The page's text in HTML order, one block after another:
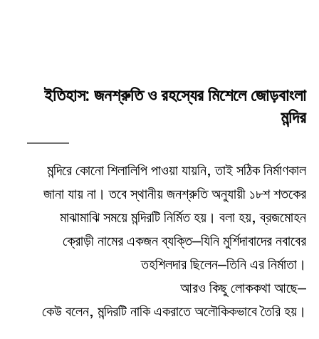
ইতিহাস: জনশ্রুতি ও রহস্যের মিশেলে জোড়বাংলা
মন্দির
মন্দিরে কোনো শিলালিপি পাওয়া যায়নি, তাই সঠিক নির্মাণকাল
জানা যায় না। তবে স্থানীয় জনশ্রুতি অনুযায়ী ১৮শ শতকের
মাঝামাঝি সময়ে মন্দিরটি নির্মিত হয়। বলা হয়, ব্রজমোহন
ক্রোড়ী নামের একজন ব্যক্তি—যিনি মুর্শিদাবাদের নবাবের
তহশিলদার ছিলেন—তিনি এর নির্মাতা।
আরও কিছু লোককথা আছে—
কেউ বলেন, মন্দিরটি নাকি একরাতে অলৌকিকভাবে তৈরি হয়।